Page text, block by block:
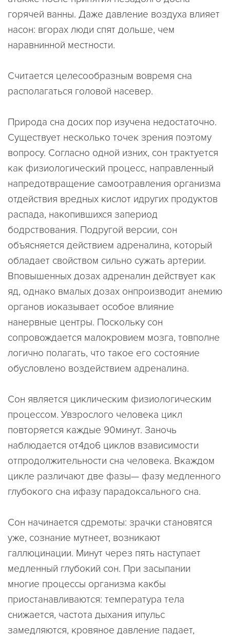
горячей ванны. Даже давление воздуха влияет
насон: вгорах люди спят дольше, чем
наравнинной местности.
Считается целесообразным вовремя сна
располагаться головой насевер.
Природа сна досих пор изучена недостаточно.
Существует несколько точек зрения поэтому
вопросу. Согласно одной изних, сон трактуется
как физиологический процесс, направленный
напредотвращение самоотравления организма
отдействия вредных кислот идругих продуктов
распада, накопившихся запериод
бодрствования. Подругой версии, сон
объясняется действием адреналина, который
обладает свойством сильно сужать артерии.
Вповышенных дозах адреналин действует как
яд, однако вмалых дозах онпроизводит анемию
органов иоказывает особое влияние
нанервные центры. Поскольку сон
сопровождается малокровием мозга, товполне
логично полагать, что такое его состояние
обусловлено воздействием адреналина.
Сон является циклическим физиологическим
процессом. Увзрослого человека цикл
повторяется каждые 90минут. Заночь
наблюдается от4до6 циклов взависимости
отпродолжительности сна человека. Вкаждом
цикле различают две фазы— фазу медленного
глубокого сна ифазу парадоксального сна.
Сон начинается сдремоты: зрачки становятся
уже, сознание мутнеет, возникают
галлюцинации. Минут через пять наступает
медленный глубокий сон. При засыпании
многие процессы организма какбы
приостанавливаются: температура тела
снижается, частота дыхания ипульс
замедляются, кровяное давление падает,